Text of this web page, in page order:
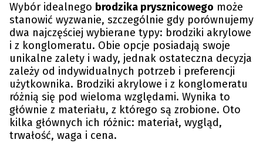
Wybór idealnego brodzika prysznicowego może
stanowić wyzwanie, szczególnie gdy porównujemy
dwa najczęściej wybierane typy: brodziki akrylowe
i z konglomeratu. Obie opcje posiadają swoje
unikalne zalety i wady, jednak ostateczna decyzja
zależy od indywidualnych potrzeb i preferencji
użytkownika. Brodziki akrylowe i z konglomeratu
różnią się pod wieloma względami. Wynika to
głównie z materiału, z którego są zrobione. Oto
kilka głównych ich różnic: materiał, wygląd,
trwałość, waga i cena.